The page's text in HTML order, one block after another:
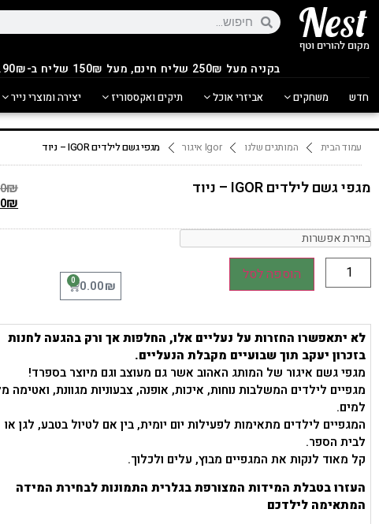
בקניה מעל 250 ₪ שליח חינם, מעל 150₪ שליח ב-14.90₪
חדש משחקים אביזרי אוכל תיקים ואקססוריז יצירה ומוצרי נייר
עמוד הבית המותגים שלנו Igor איגור מגפי גשם לילדים IGOR – ניוד
מגפי גשם לילדים IGOR – ניוד ₪
₪
הוספה לסל
0.00₪
0
לא יתאפשרו החזרות על נעליים אלו, החלפות אך ורק בהגעה לחנות
בזכרון יעקב תוך שבועיים מקבלת הנעליים.
מגפי גשם איגור של המותג האהוב אשר גם מעוצב וגם מיוצר בספרד!
מגפיים לילדים המשלבות נוחות, איכות, אופנה, צבעוניות מגוונת, ואטימה
למים.
המגפיים לילדים מתאימות לפעילות יום יומית, בין אם לטיול בטבע, לגן או
לבית הספר.
קל מאוד לנקות את המגפיים מבוץ, עלים ולכלוך.
העזרו בטבלת המידות המצורפת בגלרית התמונות לבחירת המידה
המתאימה לילדכם